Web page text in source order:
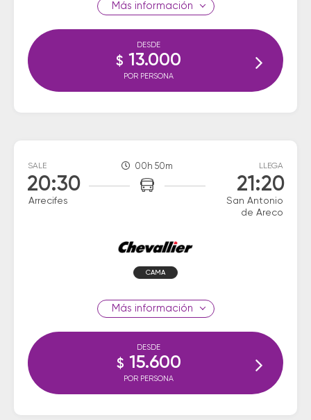
información
DESDE
$ 13.000
POR PERSONA
SALE
20:30
Arrecifes
00h 50m LLEGA
21:20
San Antonio
de Areco
CAMA
información
DESDE
$ 15.600
POR PERSONA